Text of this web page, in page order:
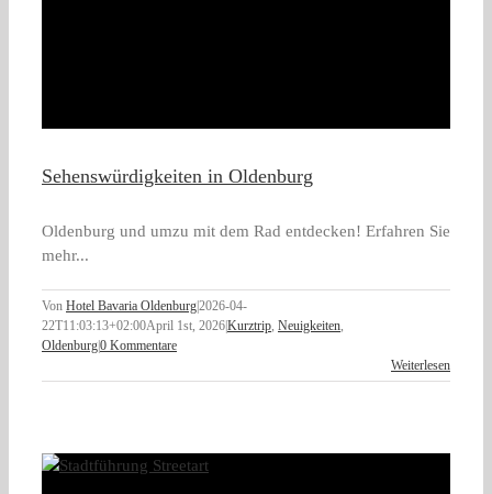
Sehenswürdigkeiten in Oldenburg
Oldenburg und umzu mit dem Rad entdecken! Erfahren Sie
mehr...
Von Hotel Bavaria Oldenburg2026-04-
22T11:03:13+02:00April 1st, 2026Kurztrip, Neuigkeiten,
Oldenburg0 Kommentare
Weiterlesen